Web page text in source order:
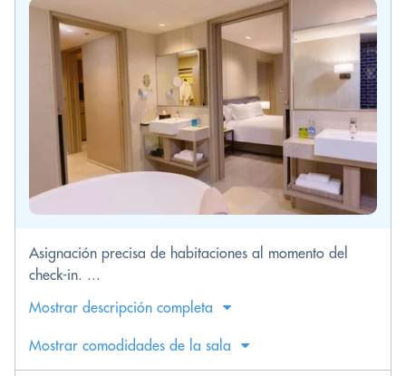
Asignación precisa de habitaciones al momento del
check-in. ...
Mostrar descripción completa
Mostrar comodidades de la sala